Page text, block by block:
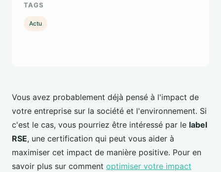
Vous avez probablement déjà pensé à l'impact de
votre entreprise sur la société et l'environnement. Si
c'est le cas, vous pourriez être intéressé par le label
RSE, une certification qui peut vous aider à
maximiser cet impact de manière positive. Pour en
savoir plus sur comment optimiser votre impact
TAGS
Actu